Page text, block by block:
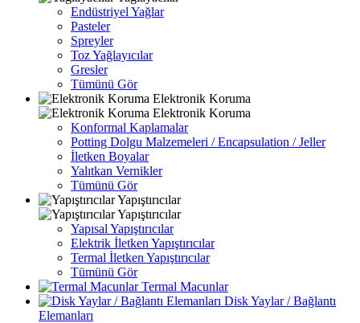
Endüstriyel Yağlar
Pasteler
Spreyler
Toz Yağlayıcılar
Gresler
Tümünü Gör
Elektronik Koruma
Elektronik Koruma
Konformal Kaplamalar
Potting Dolgu Malzemeleri / Encapsulation / Jeller
İletken Boyalar
Yalıtkan Vernikler
Tümünü Gör
Yapıştırıcılar
Yapıştırıcılar
Yapısal Yapıştırıcılar
Elektrik İletken Yapıştırıcılar
Termal İletken Yapıştırıcılar
Tümünü Gör
Termal Macunlar
Disk Yaylar / Bağlantı
Elemanları